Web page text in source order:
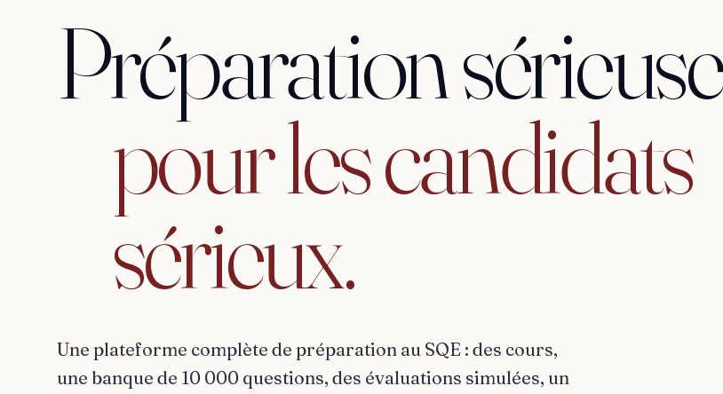
Préparationsérieuse
pourlescandidats
sérieux.
Une plateforme complète de préparation au SQE : des cours,
une banque de 10 000 questions, des évaluations simulées, un